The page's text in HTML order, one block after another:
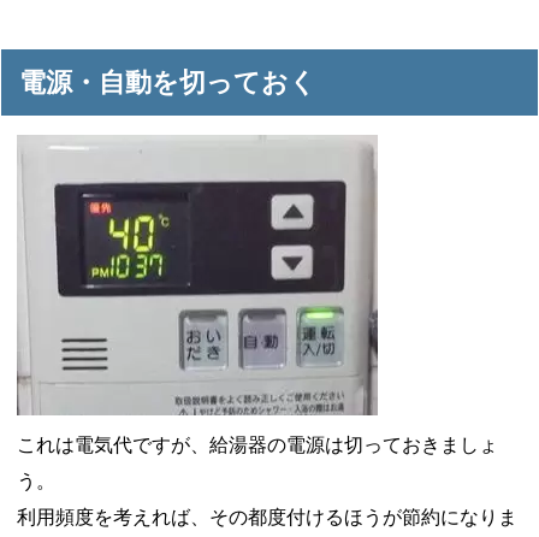
電源・自動を切っておく
これは電気代ですが、給湯器の電源は切っておきましょ
う。
利用頻度を考えれば、その都度付けるほうが節約になりま